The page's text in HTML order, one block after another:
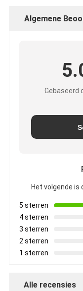
Algemene
Gebaseerd
Het volgende is
5 sterren
4 sterren
3 sterren
2 sterren
1 sterren
Alle recensies